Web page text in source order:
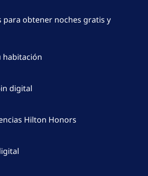
para obtener noches gratis y
habitación
digital
Hilton Honors